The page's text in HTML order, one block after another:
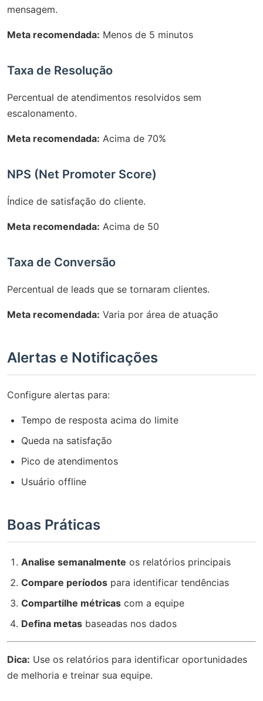
mensagem.
Meta recomendada: Menos de 5 minutos
Taxa de Resolução
Percentual de atendimentos resolvidos sem
escalonamento.
Meta recomendada: Acima de 70%
NPS (Net Promoter Score)
Índice de satisfação do cliente.
Meta recomendada: Acima de 50
Taxa de Conversão
Percentual de leads que se tornaram clientes.
Meta recomendada: Varia por área de atuação
Alertas e Notificações
Configure alertas para:
Tempo de resposta acima do limite
Queda na satisfação
Pico de atendimentos
Usuário offline
Boas Práticas
Analise semanalmente os relatórios principais
Compare períodos para identificar tendências
Compartilhe métricas com a equipe
Defina metas baseadas nos dados
Dica: Use os relatórios para identificar oportunidades
de melhoria e treinar sua equipe.